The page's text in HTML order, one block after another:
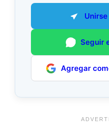
Seguir
Agregar